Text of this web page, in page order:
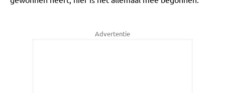
Advertentie